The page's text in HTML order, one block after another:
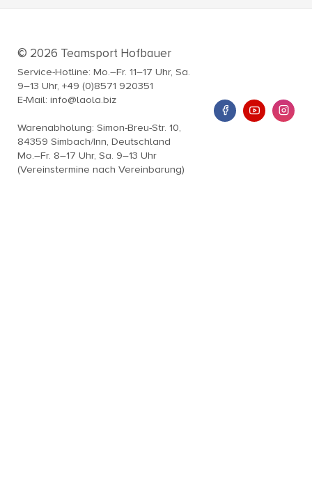
© 2026 Teamsport Hofbauer
Service-Hotline: Mo.–Fr. 11–17 Uhr, Sa.
9–13 Uhr, +49 (0)8571 920351
E-Mail: info@laola.biz
Warenabholung: Simon-Breu-Str. 10,
84359 Simbach/Inn, Deutschland
Mo.–Fr. 8–17 Uhr, Sa. 9–13 Uhr
(Vereinstermine nach Vereinbarung)